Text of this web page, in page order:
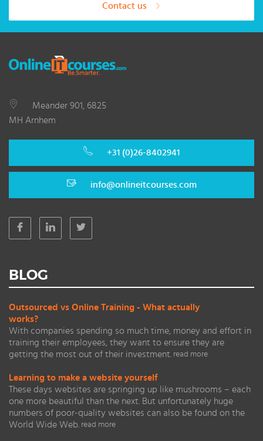
Contact us
Meander 901, 6825
MH Arnhem
+31 (0)26-8402941
info@onlineitcourses.com
BLOG
Outsourced vs Online Training - What actually
works?
With companies spending so much time, money and effort in
training their employees, they want to ensure they are
getting the most out of their investment. read more
Learning to make a website yourself
These days websites are springing up like mushrooms – each
one more beautiful than the next. But unfortunately huge
numbers of poor-quality websites can also be found on the
World Wide Web. read more